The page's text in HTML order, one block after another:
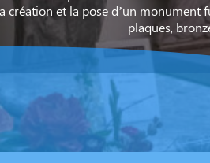
création et la pose d’un
plaques,